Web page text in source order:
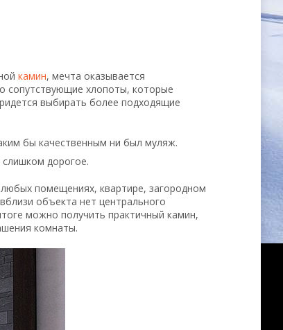
камин, мечта оказывается
сопутствующие хлопоты, которые
выбирать более подходящие
бы качественным ни был муляж.
дорогое.
помещениях, квартире, загородном
объекта нет центрального
можно получить практичный камин,
комнаты.